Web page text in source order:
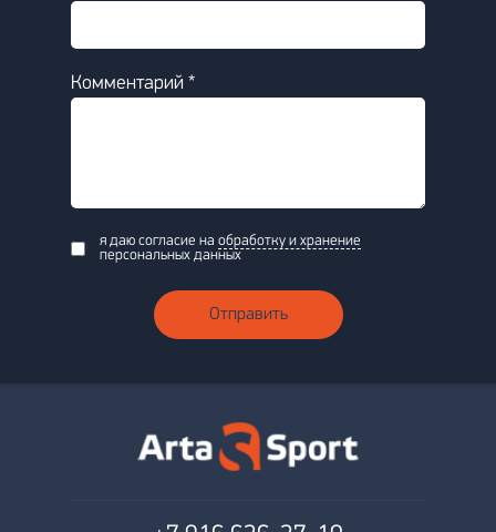
Комментарий *
я даю согласие на обработку и хранение
персональных данных
Отправить